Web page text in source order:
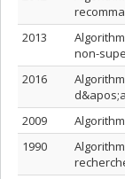
2013
non-
2016
2009
1990